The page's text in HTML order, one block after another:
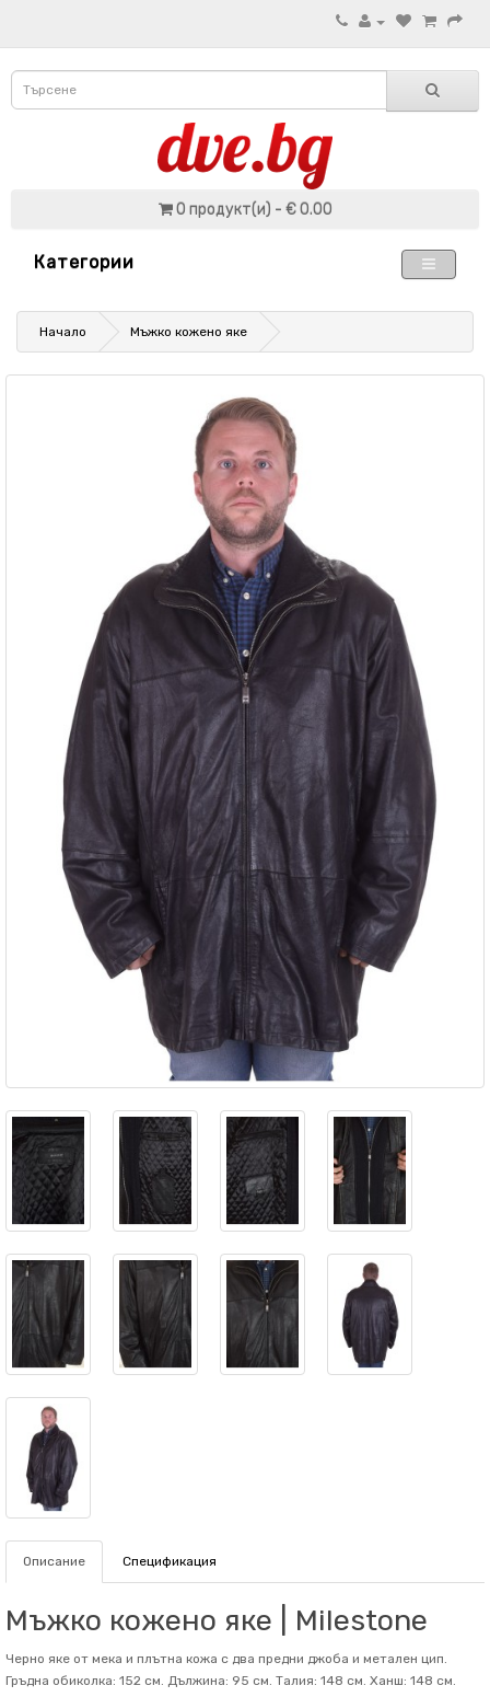
0 продукт(и) - € 0.00
Категории
Начало Мъжко кожено яке
Описание Спецификация
Мъжко кожено яке | Milestone
Черно яке от мека и плътна кожа с два предни джоба и метален цип.
Гръдна обиколка: 152 см. Дължина: 95 см. Талия: 148 см. Ханш: 148 см.